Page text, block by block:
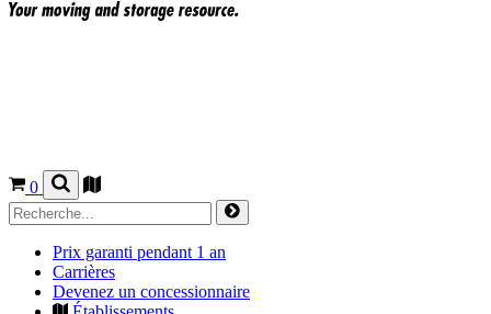
0
Prix garanti pendant 1 an
Carrières
Devenez un concessionnaire